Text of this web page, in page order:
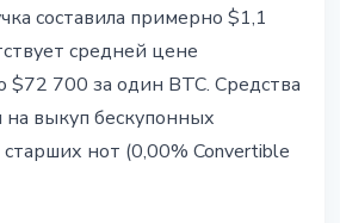
составила примерно $1,1
средней цене
$72 700 за один BTC. Средства
выкуп бескупонных
нот (0,00% Convertible